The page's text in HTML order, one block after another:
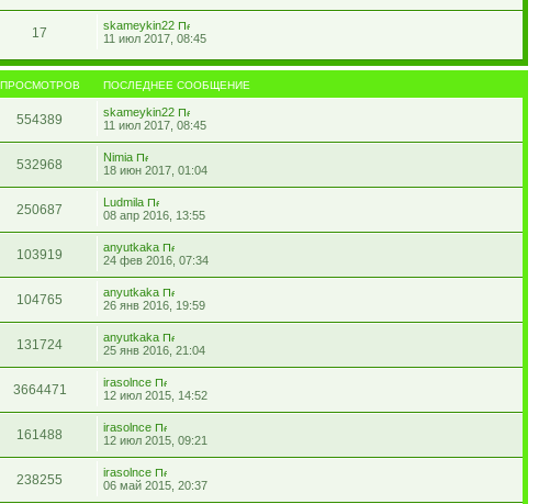
17
skameykin22
11 июл 2017, 08:45
ПРОСМОТРОВ ПОСЛЕДНЕЕ СООБЩЕНИЕ
554389
skameykin22
11 июл 2017, 08:45
532968
Nimia
18 июн 2017, 01:04
250687
Ludmila
08 апр 2016, 13:55
103919
anyutkaka
24 фев 2016, 07:34
104765
anyutkaka
26 янв 2016, 19:59
131724
anyutkaka
25 янв 2016, 21:04
3664471
irasolnce
12 июл 2015, 14:52
161488
irasolnce
12 июл 2015, 09:21
238255
irasolnce
06 май 2015, 20:37